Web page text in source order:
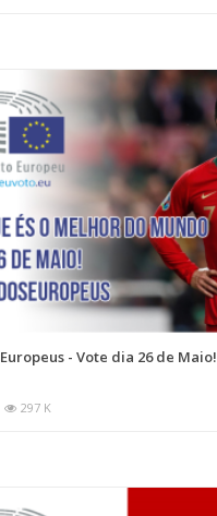
- Vote dia 26 de Maio!
297 K